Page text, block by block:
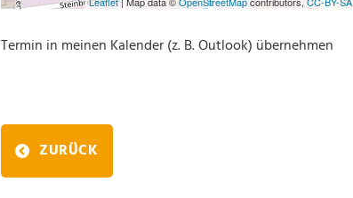
Termin in meinen Kalender (z. B. Outlook) übernehmen
ZURÜCK